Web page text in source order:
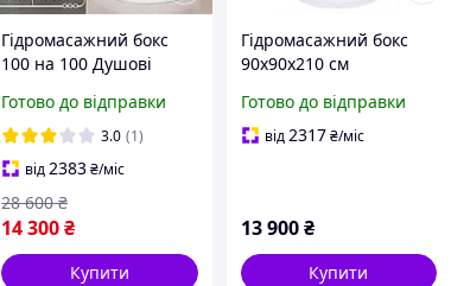
Гідромасажний бокс
100 на 100 Душові
гідробокс низький
піддон 15 см тоноване
скло
Готово до відправки
3.0 (1)
від2383₴/міс
14 300₴
28 600 ₴
Купити
Гідромасажний бокс
90х90х210 см
кабіна на глибокому
піддоні із задніми
Готово до відправки
від2317 ₴/міс
13 900 ₴
Купити